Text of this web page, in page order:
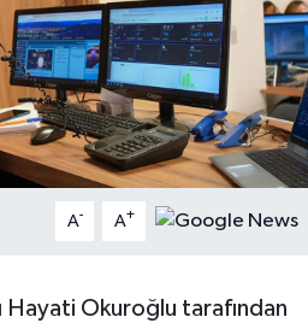
A- A+
Hayati Okuroğlu tarafından